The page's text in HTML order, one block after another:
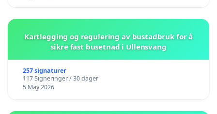
Kartlegging og regulering av bustadbruk for å
sikre fast busetnad i Ullensvang
257 signaturer
117 Signeringer / 30 dager
5 May 2026